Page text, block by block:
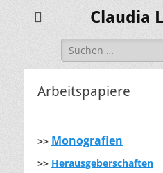
Claudia
Suchen
nach:
Arbeitspapiere
>> Monografien
>> Herausgeberschaften